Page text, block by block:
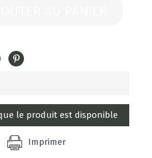
Imprimer